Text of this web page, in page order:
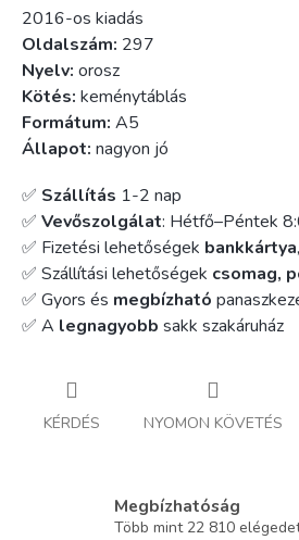
2016-os kiadás
Oldalszám: 297
Nyelv: orosz
Kötés: keménytáblás
Formátum: A5
Állapot: nagyon jó
✅ Szállítás 1-2 nap
✅ Vevőszolgálat: Hétfő–Péntek
✅ Fizetési lehetőségek bankkártya,
✅ Szállítási lehetőségek csomag,
✅ Gyors és megbízható
✅ A legnagyobb sakk szakáruház
KÉRDÉS NYOMON KÖVETÉS
Megbízhatóság
Több mint 22 810